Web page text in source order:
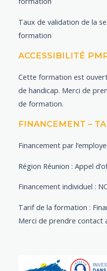
Taux de validation de la
formation
ACCESSIBILITÉ
Cette formation est
de handicap. Merci de
de formation.
FINANCEMENT –
Financement par
Région Réunion : Appel
Financement individuel :
Tarif de la formation :
Merci de prendre contact